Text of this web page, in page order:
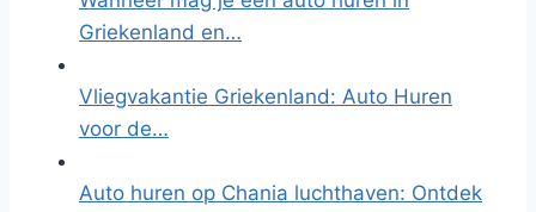
Griekenland en…
Vliegvakantie Griekenland: Auto Huren
voor de…
Auto huren op Chania luchthaven: Ontdek